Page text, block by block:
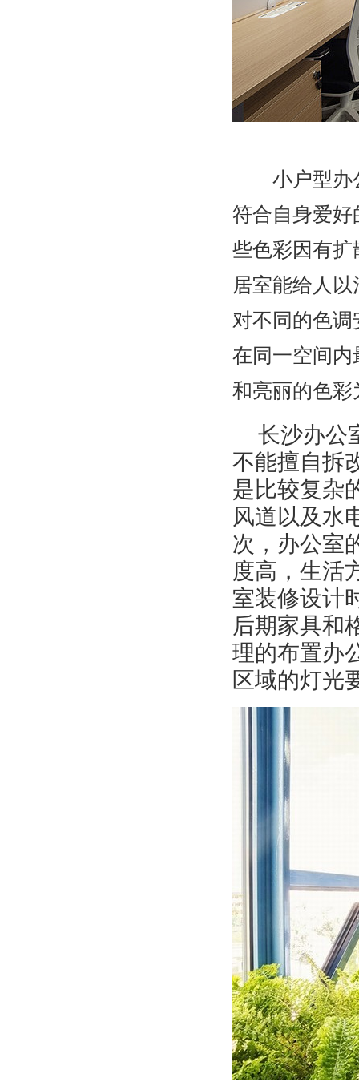
小户型办公
符合自身爱
些色彩因有
居室能给人
对不同的色
在同一空间
和亮丽的色彩
长沙办公
不能擅自拆
是比较复杂
风道以及水
次，办公室
度高，生活
室装修设计
后期家具和
理的布置办
区域的灯光